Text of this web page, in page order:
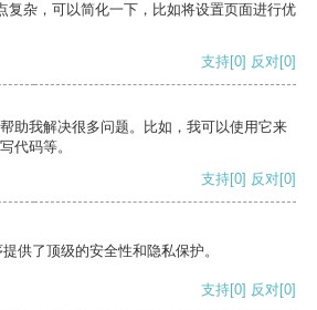
复杂，可以简化一下，比如将设置页面进行优
支持[0] 反对[0]
助我解决很多问题。比如，我可以使用它来
代码等。
支持[0] 反对[0]
供了顶级的安全性和隐私保护。
支持[0] 反对[0]